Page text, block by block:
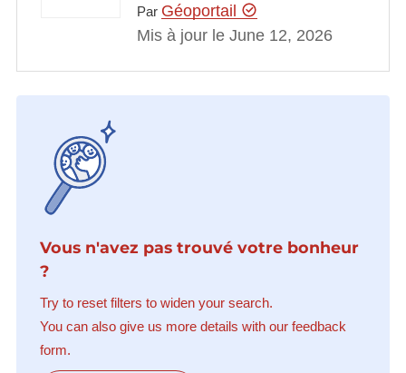
Par Géoportail
Mis à jour le June 12, 2026
Vous n'avez pas trouvé votre bonheur
?
Try to reset filters to widen your search.
You can also give us more details with our feedback
form.